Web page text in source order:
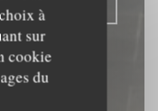
à
sur
cookie
du